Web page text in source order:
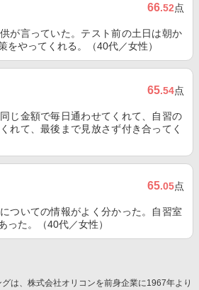
66.52点
が言っていた。テスト前の土日は朝か
をやってくれる。（40代／女性）
65.54点
じ金額で毎日通わせてくれて、自習の
れて、最後まで見放さず付き合ってく
65.05点
ついての情報がよく分かった。自習室
った。（40代／女性）
は、株式会社オリコンを前身企業に1967年より